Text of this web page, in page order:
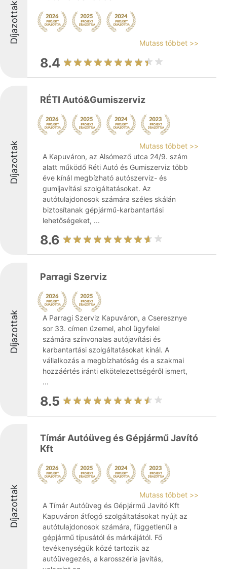
Díjazottak Mutass többet >>
8.4
Díjazottak
RÉTI Autó&Gumiszerviz
Mutass többet >>
A Kapuváron, az Alsómező utca 24/9. szám
alatt működő Réti Autó és Gumiszerviz több
éve kínál megbízható autószerviz- és
gumijavítási szolgáltatásokat. Az
autótulajdonosok számára széles skálán
biztosítanak gépjármű-karbantartási
lehetőségeket, ...
8.6
Díjazottak
Parragi Szerviz
A Parragi Szerviz Kapuváron, a Cseresznye
sor 33. címen üzemel, ahol ügyfelei
számára színvonalas autójavítási és
karbantartási szolgáltatásokat kínál. A
vállalkozás a megbízhatóság és a szakmai
hozzáértés iránti elkötelezettségéről ismert,
...
8.5
Díjazottak
Tímár Autóüveg és Gépjármű Javító
Kft
Mutass többet >>
A Tímár Autóüveg és Gépjármű Javító Kft
Kapuváron átfogó szolgáltatásokat nyújt az
autótulajdonosok számára, függetlenül a
gépjármű típusától és márkájától. Fő
tevékenységük közé tartozik az
autóüvegezés, a karosszéria javítás,